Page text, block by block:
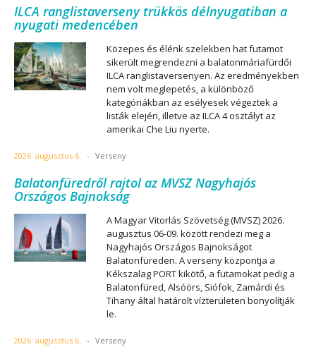
ILCA ranglistaverseny trükkös délnyugatiban a
nyugati medencében
Közepes és élénk szelekben hat futamot
sikerült megrendezni a balatonmáriafürdői
ILCA ranglistaversenyen. Az eredményekben
nem volt meglepetés, a különböző
kategóriákban az esélyesek végeztek a
listák elején, illetve az ILCA 4 osztályt az
amerikai Che Liu nyerte.
2026. augusztus 6. - Verseny
Balatonfüredről rajtol az MVSZ Nagyhajós
Országos Bajnokság
A Magyar Vitorlás Szövetség (MVSZ) 2026.
augusztus 06-09. között rendezi meg a
Nagyhajós Országos Bajnokságot
Balatonfüreden. A verseny központja a
Kékszalag PORT kikötő, a futamokat pedig a
Balatonfüred, Alsóörs, Siófok, Zamárdi és
Tihany által határolt vízterületen bonyolítják
le.
2026. augusztus 6. - Verseny